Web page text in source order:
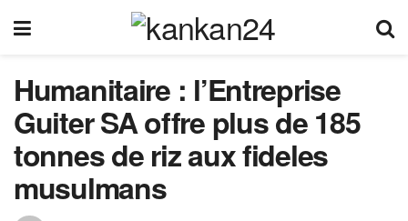
Humanitaire : l’Entreprise
Guiter SA offre plus de 185
tonnes de riz aux fideles
musulmans